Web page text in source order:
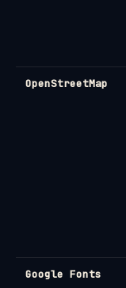
OpenStreetMap
Google Fonts